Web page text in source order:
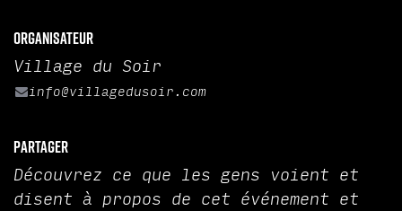
Organisateur
Village du Soir
info@villagedusoir.com
Partager
Découvrez ce que les gens voient et
disent à propos de cet événement et